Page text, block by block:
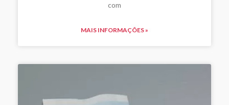
com
MAIS INFORMAÇÕES »